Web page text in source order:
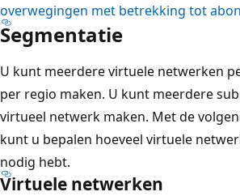
overwegingen met betrekking tot
Segmentatie
U kunt meerdere virtuele netwerken
per regio maken. U kunt meerdere
virtueel netwerk maken. Met de
kunt u bepalen hoeveel virtuele
nodig hebt.
Virtuele netwerken